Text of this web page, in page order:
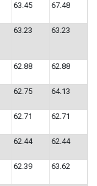
63.45 67.48
63.23 63.23
62.88 62.88
62.75 64.13
62.71 62.71
62.44 62.44
62.39 63.62